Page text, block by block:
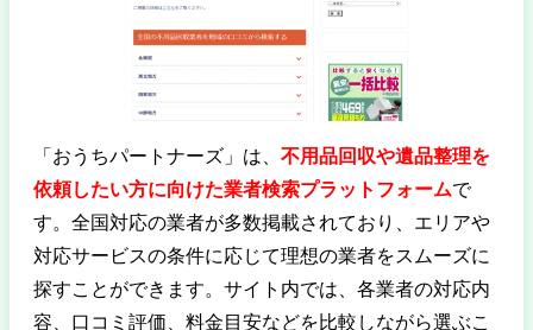
「おうちパートナーズ」は、 不用品回収や遺品整理を
依頼したい方に向けた業者検索プラットフォームで
す。全国対応の業者が多数掲載されており、エリアや
対応サービスの条件に応じて理想の業者をスムーズに
探すことができます。サイト内では、各業者の対応内
容、口コミ評価、料金目安などを比較しながら選ぶこ